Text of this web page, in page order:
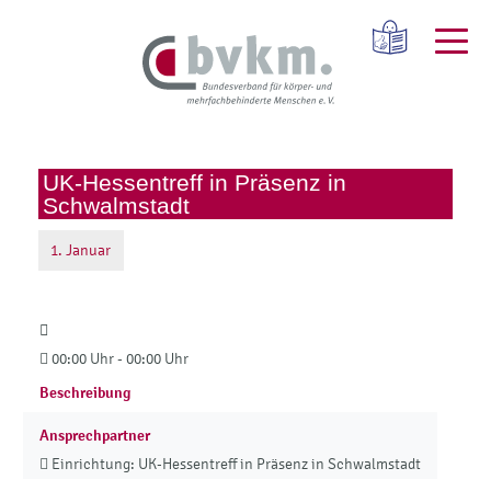
UK-Hessentreff in Präsenz in
Schwalmstadt
1.Januar
00:00 Uhr - 00:00 Uhr
Beschreibung
Ansprechpartner
Einrichtung: UK-Hessentreff in Präsenz in Schwalmstadt